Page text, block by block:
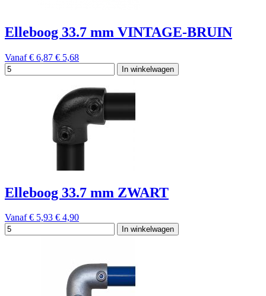
Elleboog 33.7 mm VINTAGE-BRUIN
Vanaf € 6,87 € 5,68
In winkelwagen
Elleboog 33.7 mm ZWART
Vanaf € 5,93 € 4,90
In winkelwagen